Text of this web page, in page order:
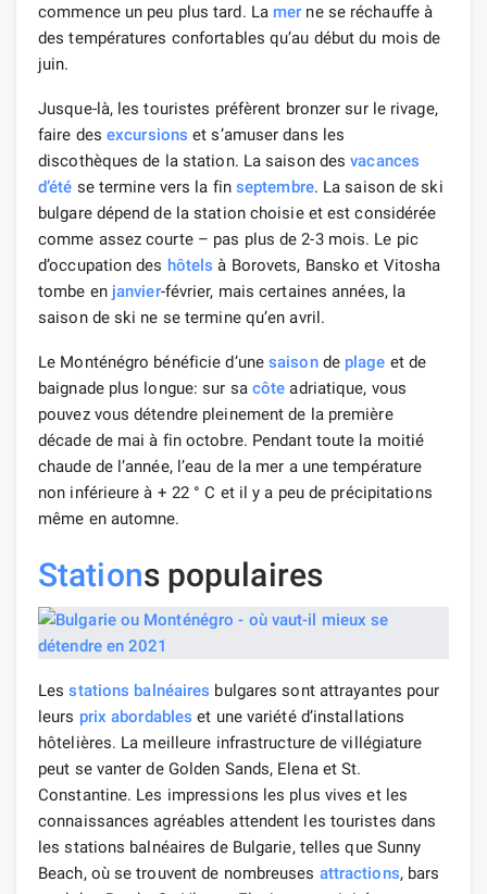
commence un peu plus tard. La mer ne se réchauffe à
des températures confortables qu’au début du mois de
juin.
Jusque-là, les touristes préfèrent bronzer sur le rivage,
faire des excursions et s’amuser dans les
discothèques de la station. La saison desvacances
d’été se termine vers la fin septembre. La saison de ski
bulgare dépend de la station choisie et est considérée
comme assez courte – pas plus de 2-3 mois. Le pic
d’occupation des hôtels à Borovets, Bansko et Vitosha
tombe en janvier-février, mais certaines années, la
saison de ski ne se termine qu’en avril.
Le Monténégro bénéficie d’une saisonde plage et de
baignade plus longue: sur sa côte adriatique, vous
pouvez vous détendre pleinement de la première
décade de mai à fin octobre. Pendant toute la moitié
chaude de l’année, l’eau de la mer a une température
non inférieure à + 22 ° C et il y a peu de précipitations
même en automne.
Stations populaires
Lesstations balnéaires bulgares sont attrayantes pour
leurs prix abordables et une variété d’installations
hôtelières. La meilleure infrastructure de villégiature
peut se vanter de Golden Sands, Elena et St.
Constantine. Les impressions les plus vives et les
connaissances agréables attendent les touristes dans
les stations balnéaires de Bulgarie, telles que Sunny
Beach, où se trouvent de nombreuses attractions, bars